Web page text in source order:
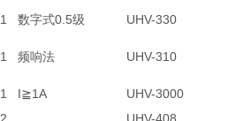
1 数字式0.5级 UHV-330
1 频响法 UHV-310
1 I≧1A
UHV-3000